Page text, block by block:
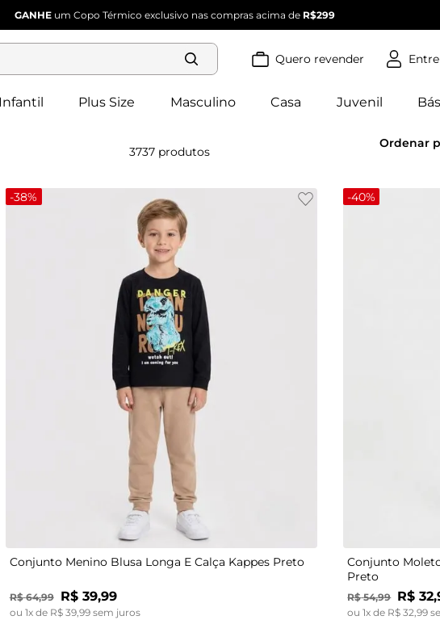
GANHEum Copo Térmico exclusivo nas compras acima de R$299
Quero revender
Infantil Plus Size Masculino Casa Juvenil
3737 produtos
6
-38%
14
Conjunto Menino Blusa Longa E Calça Kappes Preto
R$ 64,99 R$ 39,99
ou 1x de R$ 39, 99sem juros
-40%
Conjunto
Preto
R$ 54,99 R$ 32,
ou1x de R$ 32 ,99
Termos mais
buscados
vestido
vestido
calça
feminina
conjunto
feminino